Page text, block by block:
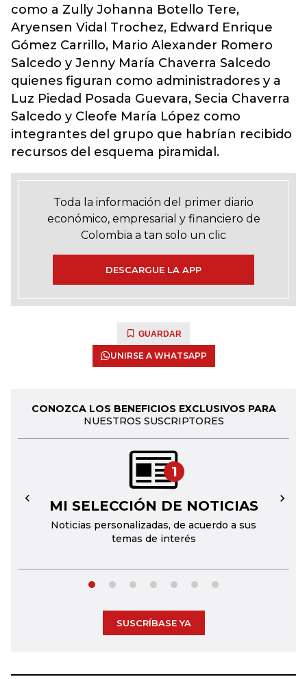
como a Zully Johanna Botello Tere,
Aryensen Vidal Trochez, Edward Enrique
Gómez Carrillo, Mario Alexander Romero
Salcedo y Jenny María Chaverra Salcedo
quienes figuran como administradores y a
Luz Piedad Posada Guevara, Secia Chaverra
Salcedo y Cleofe María López como
integrantes del grupo que habrían recibido
recursos del esquema piramidal.
Toda la información del primer diario
económico, empresarial y financiero de
Colombia a tan solo un clic
DESCARGUE LA APP
GUARDAR
UNIRSE A WHATSAPP
CONOZCA LOS BENEFICIOS EXCLUSIVOS PARA
NUESTROS SUSCRIPTORES
1
MI SELECCIÓN DE NOTICIAS
Noticias personalizadas, de acuerdo a sus
temas de interés
← →
SUSCRÍBASE YA